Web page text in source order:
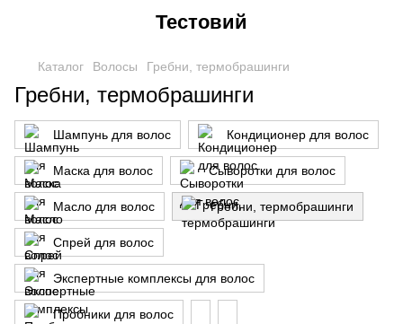
Тестовий
Каталог Волосы Гребни, термобрашинги
Гребни, термобрашинги
Шампунь для волос Кондиционер для волос
Маска для волос Сыворотки для волос
Масло для волос Гребни, термобрашинги
Спрей для волос
Экспертные комплексы для волос
Пробники для волос